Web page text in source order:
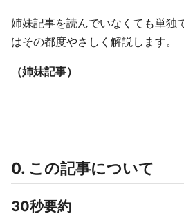
姉妹記事を読んでいなくても単独
はその都度やさしく解説します。
（姉妹記事）
0. この記事について
30秒要約